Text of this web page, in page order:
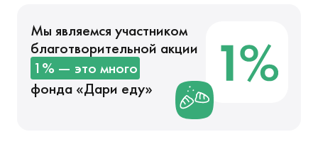
Мы являемся участником
благотворительной акции
1% — это много
фонда «Дари еду»